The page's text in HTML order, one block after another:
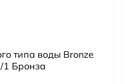
типа воды Bronze
1 Бронза